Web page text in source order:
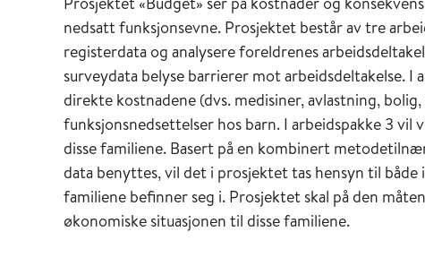
nedsatt funksjonsevne. Prosjektet består av tre
registerdata og analysere foreldrenes
surveydata belyse barrierer mot arbeidsdeltakelse.
direkte kostnadene (dvs. medisiner, avlastning,
funksjonsnedsettelser hos barn. I arbeidspakke 3
disse familiene. Basert på en kombinert
data benyttes, vil det i prosjektet tas hensyn til
familiene befinner seg i. Prosjektet skal på den
økonomiske situasjonen til disse familiene.